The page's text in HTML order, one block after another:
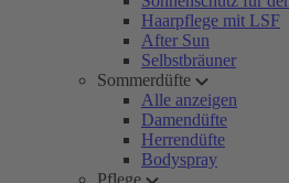
Haarpflege mit LSF
After Sun
Selbstbräuner
Sommerdüfte
Alle anzeigen
Damendüfte
Herrendüfte
Bodyspray
Pflege